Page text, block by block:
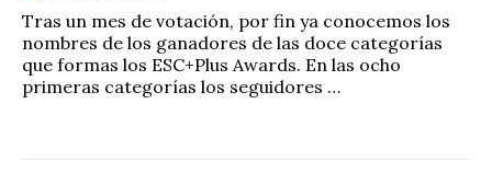
Tras un mes de votación, por fin ya conocemos los
nombres de los ganadores de las doce categorías
que formas los ESC+Plus Awards. En las ocho
primeras categorías los seguidores …